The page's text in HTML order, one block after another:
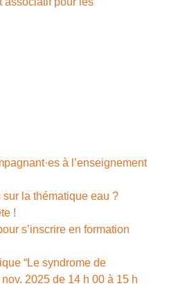
à l’enseignement
sur la thématique eau ?
!
s’inscrire en formation
“Le syndrome de
2025 de 14 h 00 à 15 h